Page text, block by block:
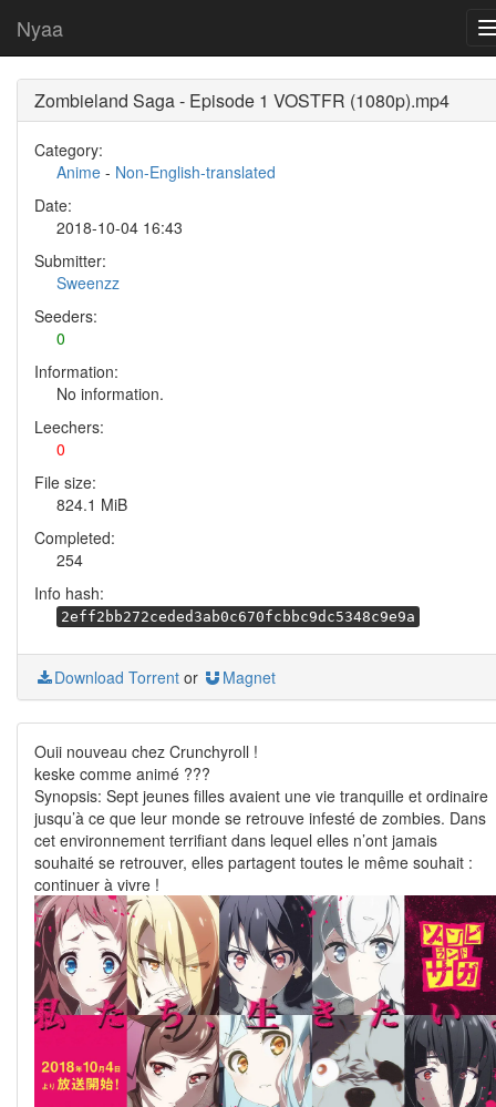
Nyaa
Zombieland Saga - Episode 1 VOSTFR (1080p).mp4
Category:
Anime - Non-English-translated
Date:
2018-10-04 16:43
Submitter:
Sweenzz
Seeders:
0
Information:
No information.
Leechers:
0
File size:
824.1 MiB
Completed:
254
Info hash:
2eff2bb272ceded3ab0c670fcbbc9dc5348c9e9a
Download Torrent or Magnet
Ouii nouveau chez Crunchyroll !
keske comme animé ???
Synopsis: Sept jeunes filles avaient une vie tranquille et ordinaire
jusqu’à ce que leur monde se retrouve infesté de zombies. Dans
cet environnement terrifiant dans lequel elles n’ont jamais
souhaité se retrouver, elles partagent toutes le même souhait :
continuer à vivre !